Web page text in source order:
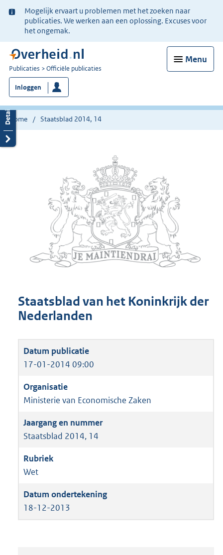
Ter
informatie:
Mogelijk ervaart u problemen met het zoeken naar
publicaties. We werken aan een oplossing. Excuses voor
het ongemak.
Menu
U
bent
nu
hier:
Publicaties Officiële publicaties
Inloggen
Home Staatsblad 2014, 14
Staatsblad van het Koninkrijk der
Nederlanden
17-01-2014 09:00
Ministerie van Economische Zaken
Staatsblad 2014, 14
Wet
18-12-2013